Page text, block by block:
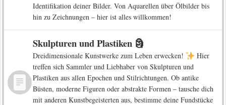
Identifikation deiner Bilder. Von Aquarellen über Ölbilder bis
hin zu Zeichnungen – hier ist alles willkommen!
Skulpturen und Plastiken 🗿
Dreidimensionale Kunstwerke zum Leben erwecken!
Hier
treffen sich Sammler und Liebhaber von Skulpturen und
Plastiken aus allen Epochen und Stilrichtungen. Ob antike
Büsten, moderne Figuren oder abstrakte Formen – tausche dich
mit anderen Kunstbegeisterten aus, bestimme deine Fundstücke